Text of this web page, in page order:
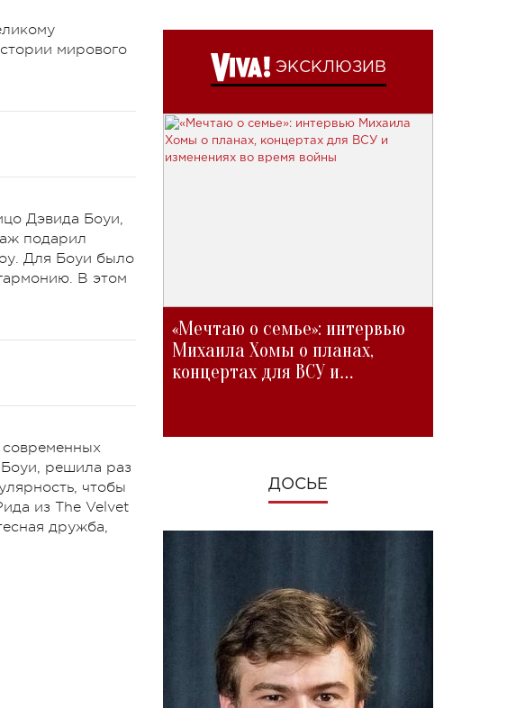
мирового
Дэвида Боуи,
подарил
Для Боуи было
В этом
современных
Боуи, решила раз
чтобы
из The Velvet
дружба,
ЭКСКЛЮЗИВ
«Мечтаю о семье»: интервью
Михаила Хомы о планах,
концертах для ВСУ и
ДОСЬЕ